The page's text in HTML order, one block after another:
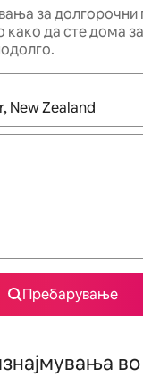
за долгорочни
како да сте дома
се достапни,
Пребарување